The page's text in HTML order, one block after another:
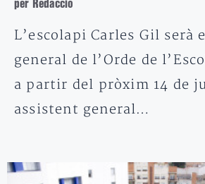
per Redacció
L’escolapi Carles Gil serà
general de l’Orde de
a partir del pròxim 14 de
assistent general…